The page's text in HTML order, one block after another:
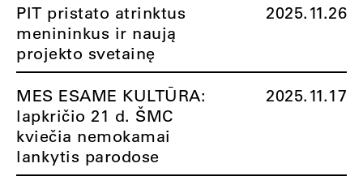
PIT pristato atrinktus
menininkus ir naują
projekto svetainę
2025.11.26
MES ESAME KULTŪRA:
lapkričio 21 d. ŠMC
kviečia nemokamai
lankytis parodose
2025.11.17